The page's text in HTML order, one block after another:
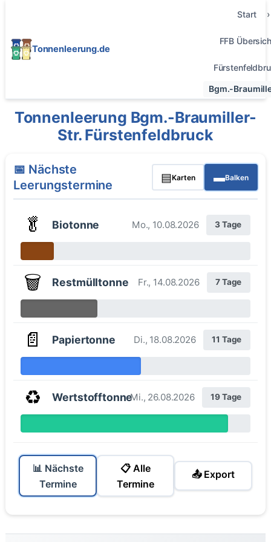
Tonnenleerung.de
Start
FFB
Bgm.-
Tonnenleerung Bgm.-Braumiller-
Str. Fürstenfeldbruck
📅 Nächste
Leerungstermine
▤Karten ▬Balken
🥬 Biotonne Mo., 10.08.2026 3 Tage
🗑️ Restmülltonne Fr., 14.08.2026 7 Tage
📄 Papiertonne Di., 18.08.2026 11 Tage
♻️ WertstofftonneMi., 26.08.2026 19 Tage
📊 Nächste
Termine
📋 Alle
Termine
📤 Export